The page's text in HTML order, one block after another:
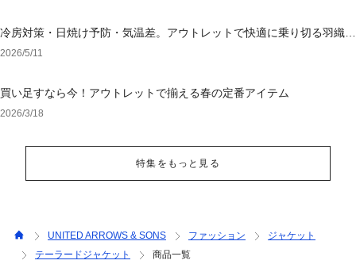
冷房対策・日焼け予防・気温差。アウトレットで快適に乗り切る羽織り
選び
2026/5/11
買い足すなら今！アウトレットで揃える春の定番アイテム
2026/3/18
特集をもっと見る
UNITED ARROWS & SONS ファッション
ジャケット
テーラードジャケット
商品一覧